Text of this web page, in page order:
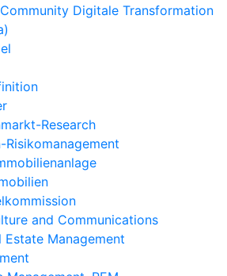
Digitale Transformation
Research
Risikomanagement
and Communications
Estate Management